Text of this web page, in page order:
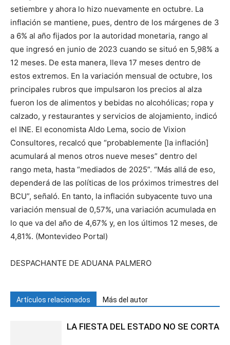
setiembre y ahora lo hizo nuevamente en octubre. La
inflación se mantiene, pues, dentro de los márgenes de 3
a 6% al año fijados por la autoridad monetaria, rango al
que ingresó en junio de 2023 cuando se situó en 5,98% a
12 meses. De esta manera, lleva 17 meses dentro de
estos extremos. En la variación mensual de octubre, los
principales rubros que impulsaron los precios al alza
fueron los de alimentos y bebidas no alcohólicas; ropa y
calzado, y restaurantes y servicios de alojamiento, indicó
el INE. El economista Aldo Lema, socio de Vixion
Consultores, recalcó que “probablemente [la inflación]
acumulará al menos otros nueve meses” dentro del
rango meta, hasta “mediados de 2025”. “Más allá de eso,
dependerá de las políticas de los próximos trimestres del
BCU”, señaló. En tanto, la inflación subyacente tuvo una
variación mensual de 0,57%, una variación acumulada en
lo que va del año de 4,67% y, en los últimos 12 meses, de
4,81%. (Montevideo Portal)
DESPACHANTE DE ADUANA PALMERO
Artículos relacionados Más del autor
LA FIESTA DEL ESTADO NO SE CORTA